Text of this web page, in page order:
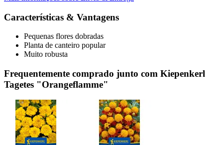
Características & Vantagens
Pequenas flores dobradas
Planta de canteiro popular
Muito robusta
Frequentemente comprado junto com Kiepenkerl
Tagetes "Orangeflamme"